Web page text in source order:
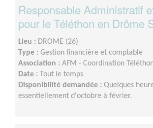
Responsable Administratif
pour le Téléthon en Drôme
Lieu : DROME (26)
Type : Gestion financière et comptable
Association : AFM - Coordination
Date :
Tout le temps
Disponibilité demandée : Quelques
essentiellement d'octobre à février.